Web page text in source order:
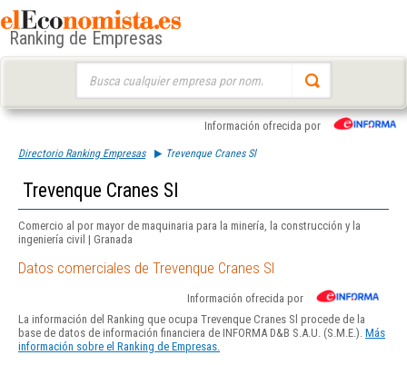
Ranking de Empresas
Información ofrecida por
Directorio Ranking Empresas Trevenque Cranes Sl
Trevenque Cranes Sl
Comercio al por mayor de maquinaria para la minería, la construcción y la
ingeniería civil | Granada
Datos comerciales de Trevenque Cranes Sl
Información ofrecida por
La información del Ranking que ocupa Trevenque Cranes Sl procede de la
base de datos de información financiera de INFORMA D&B S.A.U. (S.M.E.). Más
información sobre el Ranking de Empresas.